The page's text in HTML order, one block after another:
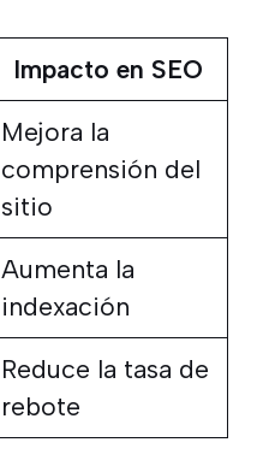
Impacto en SEO
Mejora la
comprensión del
sitio
Aumenta la
indexación
Reduce la tasa de
rebote